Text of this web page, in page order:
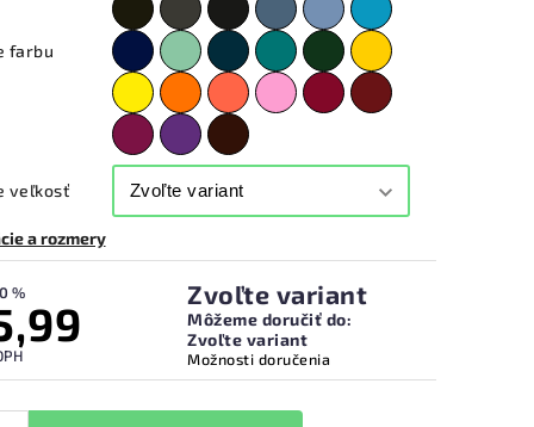
farbu
veľkosť
a rozmery
% Zvoľte variant
Môžeme doručiť do:
Zvoľte variant
Možnosti doručenia